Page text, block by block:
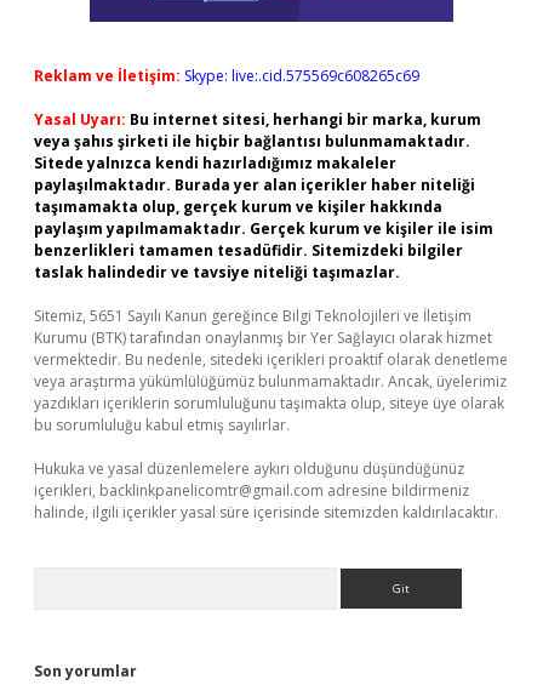
Reklam ve İletişim: Skype: live:.cid.575569c608265c69
Yasal Uyarı: Bu internet sitesi, herhangi bir marka, kurum
veya şahıs şirketi ile hiçbir bağlantısı bulunmamaktadır.
Sitede yalnızca kendi hazırladığımız makaleler
paylaşılmaktadır. Burada yer alan içerikler haber niteliği
taşımamakta olup, gerçek kurum ve kişiler hakkında
paylaşım yapılmamaktadır. Gerçek kurum ve kişiler ile isim
benzerlikleri tamamen tesadüfidir. Sitemizdeki bilgiler
taslak halindedir ve tavsiye niteliği taşımazlar.
Sitemiz, 5651 Sayılı Kanun gereğince Bilgi Teknolojileri ve İletişim
Kurumu (BTK) tarafından onaylanmış bir Yer Sağlayıcı olarak hizmet
vermektedir. Bu nedenle, sitedeki içerikleri proaktif olarak denetleme
veya araştırma yükümlülüğümüz bulunmamaktadır. Ancak, üyelerimiz
yazdıkları içeriklerin sorumluluğunu taşımakta olup, siteye üye olarak
bu sorumluluğu kabul etmiş sayılırlar.
Hukuka ve yasal düzenlemelere aykırı olduğunu düşündüğünüz
içerikleri, backlinkpanelicomtr@gmail.com adresine bildirmeniz
halinde, ilgili içerikler yasal süre içerisinde sitemizden kaldırılacaktır.
Son yorumlar